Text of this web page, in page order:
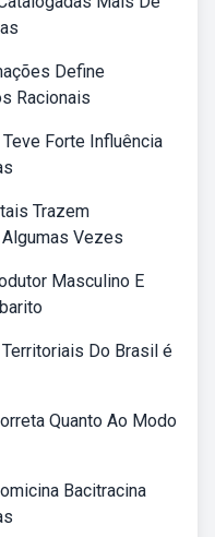
Define
Racionais
Forte Influência
Trazem
Vezes
Masculino E
Do Brasil é
Quanto Ao Modo
Bacitracina